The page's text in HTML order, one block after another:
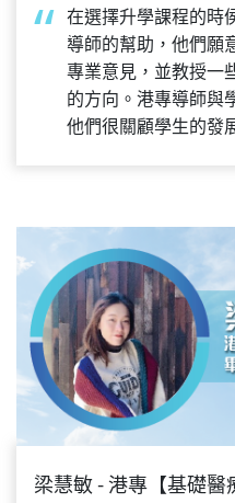
在選擇升學課程的時
導師的幫助，他們願
專業意見，並教授一
的方向。港專導師與
他們很關顧學生的發
梁慧敏 - 港專【基礎